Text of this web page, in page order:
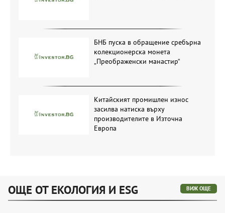
БНБ пуска в обращение сребърна
колекционерска монета
„Преображенски манастир“
Китайският промишлен износ
засилва натиска върху
производителите в Източна
Европа
ОЩЕ ОТ ЕКОЛОГИЯ И ESG ВИЖ ОЩЕ